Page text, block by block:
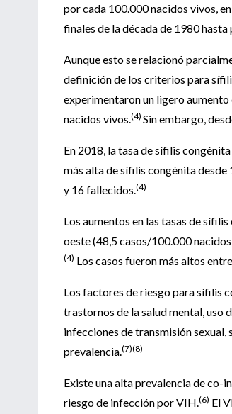
por cada 100.000 nacidos vivos,
finales de la década de 1980
Aunque esto se relacionó
definición de los criterios para
experimentaron un ligero
nacidos vivos. (4) Sin embargo,
En 2018, la tasa de sífilis
más alta de sífilis congénita desde
y 16 fallecidos. (4)
Los aumentos en las tasas de
oeste (48,5 casos/100.000
(4) Los casos fueron más altos
Los factores de riesgo para sífilis
trastornos de la salud mental, uso
infecciones de transmisión sexual,
prevalencia. (7)(8)
Existe una alta prevalencia de co-
riesgo de infección por VIH. (6) El